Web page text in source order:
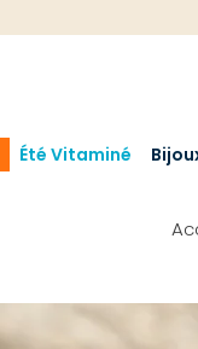
Été Vitaminé